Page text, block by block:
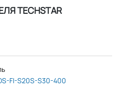
TECHSTAR
FI-S20S-S30-400